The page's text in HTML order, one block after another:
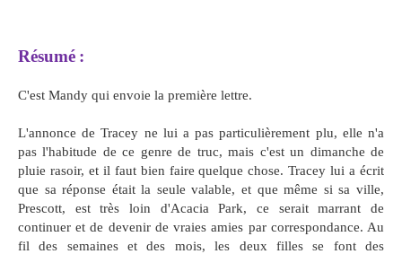
Résumé :
C'est Mandy qui envoie la première lettre.
L'annonce de Tracey ne lui a pas particulièrement plu, elle n'a
pas l'habitude de ce genre de truc, mais c'est un dimanche de
pluie rasoir, et il faut bien faire quelque chose. Tracey lui a écrit
que sa réponse était la seule valable, et que même si sa ville,
Prescott, est très loin d'Acacia Park, ce serait marrant de
continuer et de devenir de vraies amies par correspondance. Au
fil des semaines et des mois, les deux filles se font des